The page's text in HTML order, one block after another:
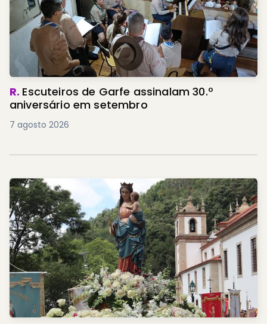
R. Escuteiros de Garfe assinalam 30.º
aniversário em setembro
7 agosto 2026